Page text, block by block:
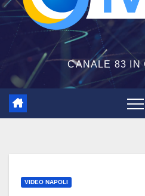
CANALE 83 IN
VIDEO NAPOLI